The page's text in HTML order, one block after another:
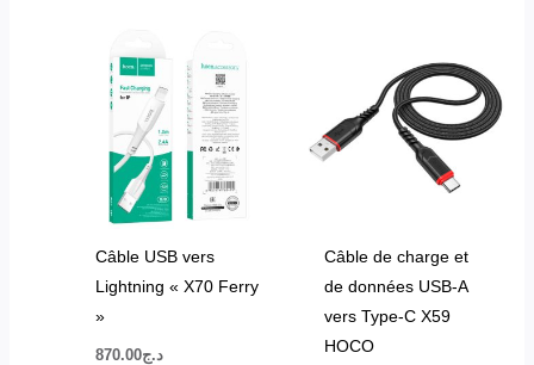
Câble USB vers
Lightning « X70 Ferry
»
د.ج870.00
Câble de charge et
de données USB-A
vers Type-C X59
HOCO